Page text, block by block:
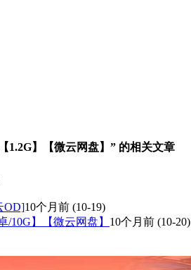
1.2G】【微云网盘】” 的相关文章
OD]10个月前 (10-19)
/10G】【微云网盘】 10个月前 (10-20)